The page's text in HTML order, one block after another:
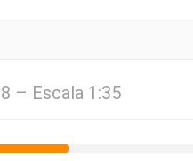
– Escala 1:35